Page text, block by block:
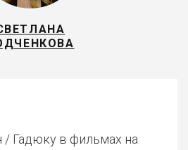
/ Гадюку в фильмах на